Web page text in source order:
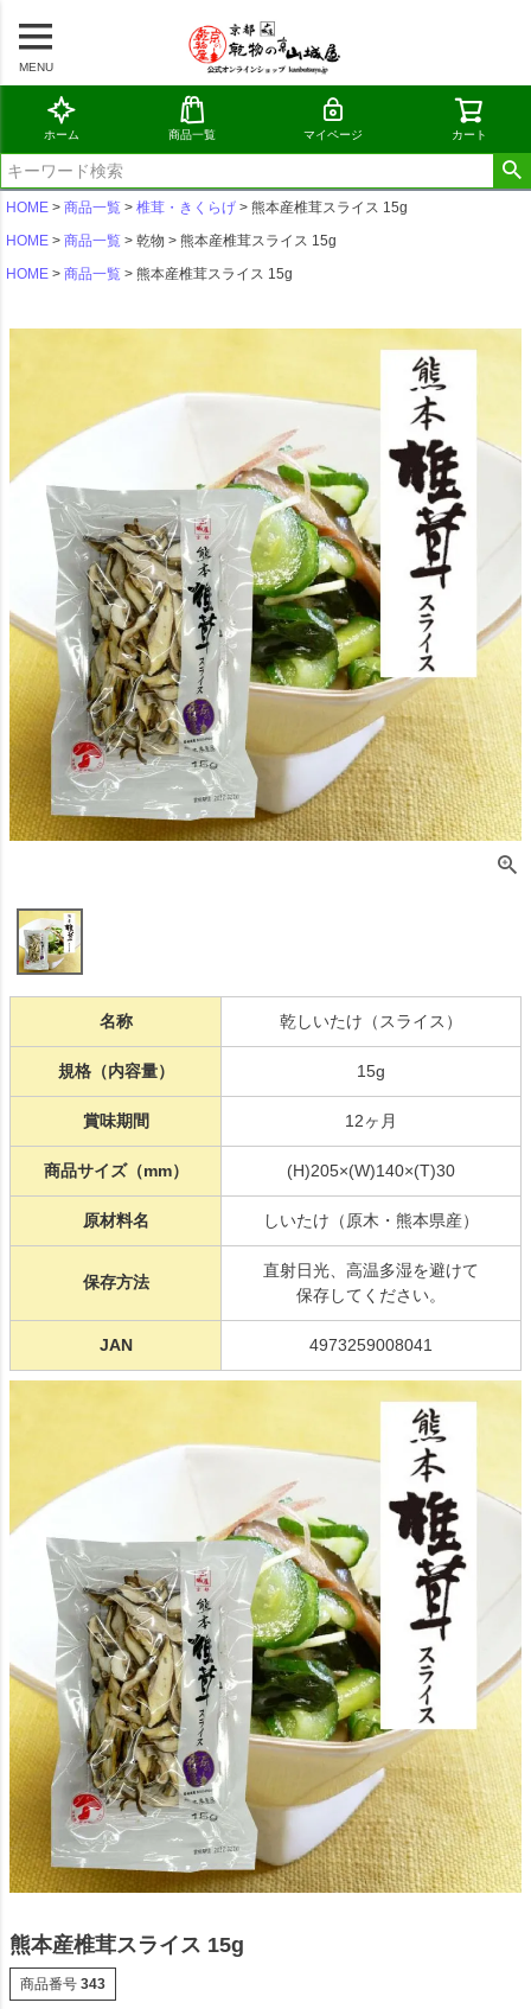
MENU
ホーム 商品一覧 マイページ カート
HOME 商品一覧 椎茸・きくらげ
熊本産椎茸スライス 15g
HOME
商品一覧 乾物
熊本産椎茸スライス 15g
HOME
商品一覧 熊本産椎茸スライス 15g
名称 乾しいたけ（スライス）
規格（内容量） 15g
賞味期間 12ヶ月
商品サイズ（mm） (H)205×(W)140×(T)30
原材料名 しいたけ（原木・熊本県産）
保存方法
直射日光、高温多湿を避けて
保存してください。
JAN 4973259008041
熊本産椎茸スライス 15g
商品番号 343